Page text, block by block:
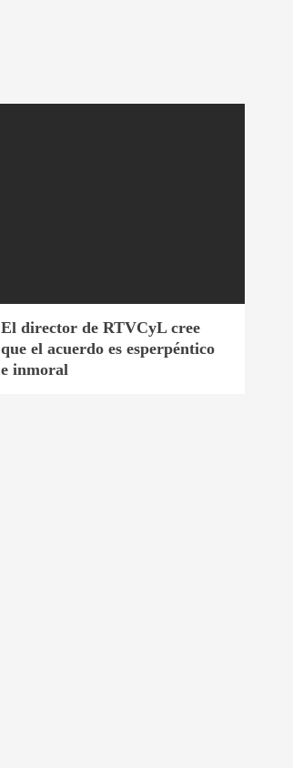
El director de RTVCyL cree
que el acuerdo es esperpéntico
e inmoral